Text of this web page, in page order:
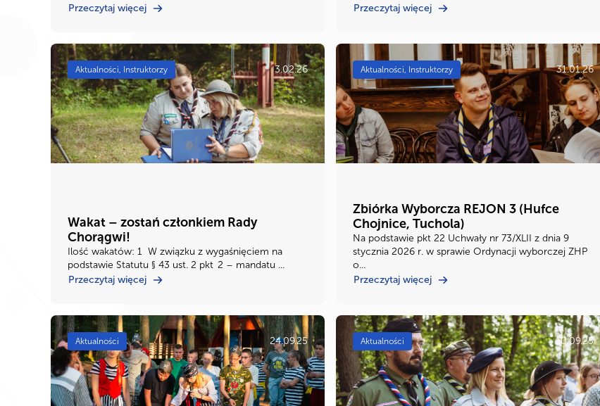
Przeczytaj więcej
Przeczytaj więcej
Aktualności, Instruktorzy 3.02.26
Wakat – zostań członkiem Rady
Chorągwi!
Ilość wakatów: 1 W związku z wygaśnięciem na
podstawie Statutu § 43 ust. 2 pkt 2 – mandatu ...
Przeczytaj więcej
Aktualności, Instruktorzy 31.01.26
Zbiórka Wyborcza REJON 3 (Hufce
Chojnice, Tuchola)
Na podstawie pkt 22 Uchwały nr 73/XLII z dnia 9
stycznia 2026 r. w sprawie Ordynacji wyborczej ZHP
o...
Przeczytaj więcej
Aktualności 24.09.25 Aktualności 10.09.25